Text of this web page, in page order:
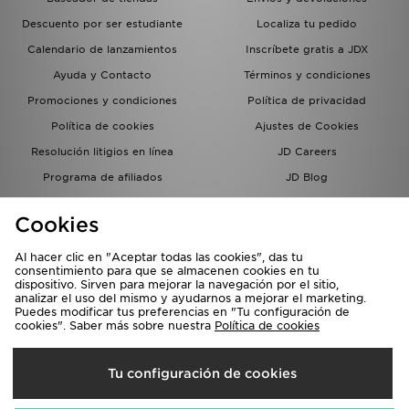
Descuento por ser estudiante
Localiza tu pedido
Calendario de lanzamientos
Inscríbete gratis a JDX
Ayuda y Contacto
Términos y condiciones
Promociones y condiciones
Política de privacidad
Política de cookies
Ajustes de Cookies
Resolución litigios en línea
JD Careers
Programa de afiliados
JD Blog
del grupo JD - Whistleblowing
Selecciona País
España
Cookies
Al hacer clic en "Aceptar todas las cookies", das tu
consentimiento para que se almacenen cookies en tu
dispositivo. Sirven para mejorar la navegación por el sitio,
analizar el uso del mismo y ayudarnos a mejorar el marketing.
Puedes modificar tus preferencias en "Tu configuración de
cookies". Saber más sobre nuestra Política de cookies
Tu configuración de cookies